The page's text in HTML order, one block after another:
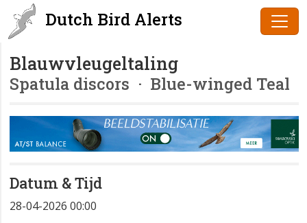
Dutch Bird Alerts
Blauwvleugeltaling
Spatula discors · Blue-winged Teal
Datum & Tijd
28-04-2026 00:00